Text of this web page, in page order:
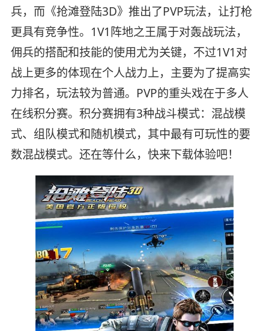
兵，而《抢滩登陆3D》推出了PVP玩法，让打枪
更具有竞争性。1V1阵地之王属于对轰战玩法，
佣兵的搭配和技能的使用尤为关键，不过1V1对
战上更多的体现在个人战力上，主要为了提高实
力排名，玩法较为普通。PVP的重头戏在于多人
在线积分赛。积分赛拥有3种战斗模式：混战模
式、组队模式和随机模式，其中最有可玩性的要
数混战模式。还在等什么，快来下载体验吧！